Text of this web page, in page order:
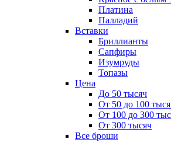
Платина
Палладий
Вставки
Бриллианты
Сапфиры
Изумруды
Топазы
Цена
До 50 тысяч
От 50 до 100
От 100 до 300
От 300 тысяч
Все броши